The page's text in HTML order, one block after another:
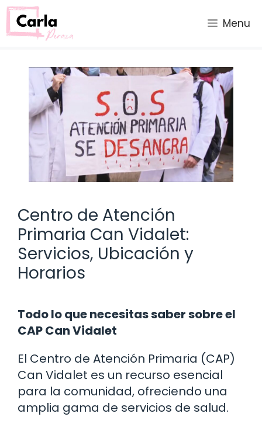
Saltar
al
contenido
Menu
Centro de Atención
Primaria Can Vidalet:
Servicios, Ubicación y
Horarios
Todo lo que necesitas saber sobre el
CAP Can Vidalet
El Centro de Atención Primaria (CAP)
Can Vidalet es un recurso esencial
para la comunidad, ofreciendo una
amplia gama de servicios de salud.